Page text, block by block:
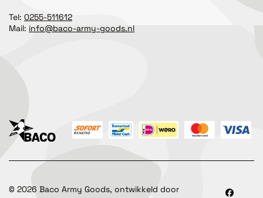
Tel: 0255-511612
Mail: info@baco-army-goods.nl
© 2026 Baco Army Goods, ontwikkeld door